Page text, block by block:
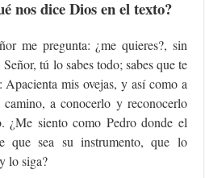
nos dice Dios en el texto?
me pregunta: ¿me quieres?, sin
tú lo sabes todo; sabes que te
mis ovejas, y así como a
a conocerlo y reconocerlo
¿Me siento como Pedro donde el
que sea su instrumento, que lo
lo siga?